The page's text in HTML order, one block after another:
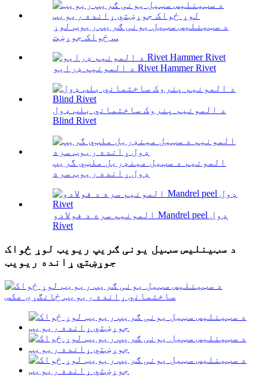
د سټینلیس سټیل یونی ګریپ ریوټ لوړ
ځواک جوړښت ...
د المونیم ډرایو Rivet Hammer Rivet
د المونیم پنروک ساختماني بلب ډول
Blind Rivet
المونیم د سټیل مینډریل ملټي گریپ
ډول ړانده ریوټ سره
المونیم سره د فولادو Mandrel peel ډول
Rivet
د سټینلیس سټیل یونی ګریپ ریویټ لوړ ځواک
جوړښتي ړانده ریویټ